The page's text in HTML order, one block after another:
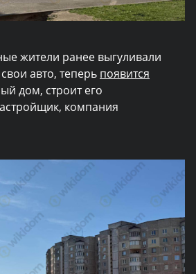
жители ранее выгуливали
авто, теперь появится
дом, строит его
компания